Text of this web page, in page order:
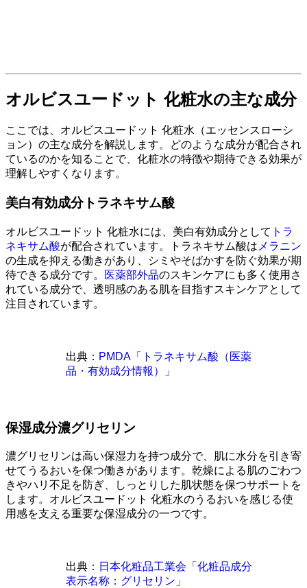
オルビスユードット 化粧水の主な成分
ここでは、オルビスユードット 化粧水（エッセンスローシ
ョン）の主な成分を解説します。どのような成分が配合され
ているのかを知ることで、化粧水の特徴や期待できる効果が
理解しやすくなります。
美白有効成分トラネキサム酸
オルビスユードット 化粧水には、美白有効成分として トラ
ネキサム酸が配合されています。トラネキサム酸は メラニン
の生成を抑える働きがあり、シミやそばかすを防ぐ効果が期
待できる成分です。
医薬部外品のスキンケアにも多く使用さ
れている成分で、透明感のある肌を目指すスキンケアとして
注目されています。
出典： PMDA「トラネキサム酸（医薬
品・有効成分情報）」
保湿成分濃グリセリン
濃グリセリンは高い保湿力を持つ成分で、肌に水分を引き寄
せてうるおいを保つ働きがあります。乾燥による肌のごわつ
きやハリ不足を防ぎ、しっとりした肌状態を保つサポートを
します。オルビスユードット 化粧水のうるおいを感じる使
用感を支える重要な保湿成分の一つです。
出典： 日本化粧品工業会「化粧品成分
表示名称：グリセリン」